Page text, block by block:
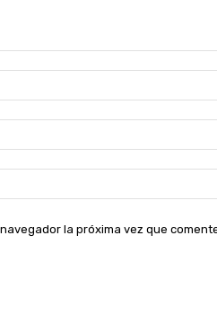
la próxima vez que